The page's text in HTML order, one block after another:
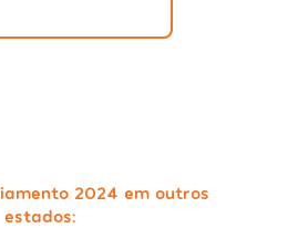
2024 em outros
estados: